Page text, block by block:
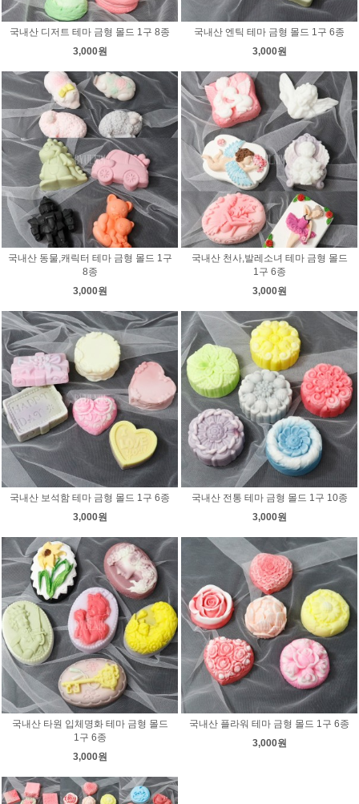
국내산 디저트 테마 금형 몰드 1구 8종
3,000원
국내산 엔틱 테마 금형 몰드 1구 6종
3,000원
국내산 동물,캐릭터 테마 금형 몰드 1구
8종
3,000원
국내산 천사,발레소녀 테마 금형 몰드
1구 6종
3,000원
국내산 보석함 테마 금형 몰드 1구 6종
3,000원
국내산 전통 테마 금형 몰드 1구 10종
3,000원
국내산 타원 입체명화 테마 금형 몰드
1구 6종
3,000원
국내산 플라워 테마 금형 몰드 1구 6종
3,000원